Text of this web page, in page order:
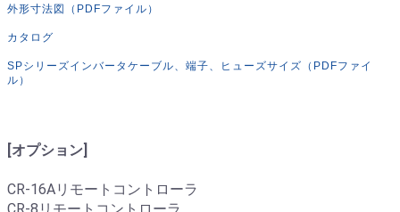
外形寸法図（PDFファイル）
カタログ
SPシリーズインバータケーブル、端子、ヒューズサイズ（PDFファイ
ル）
[オプション]
CR-16Aリモートコントローラ